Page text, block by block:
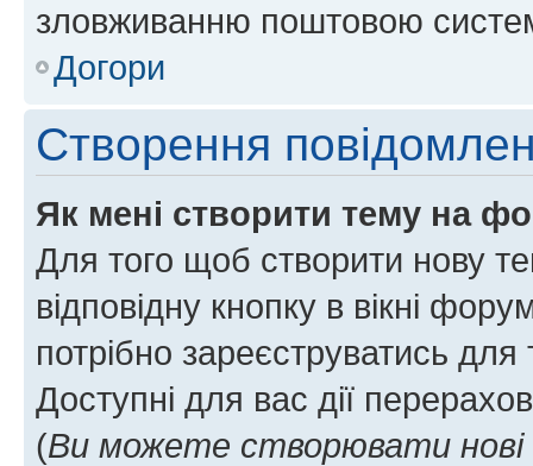
зловживанню поштовою
Догори
Створення
Як мені створити тему на
Для того щоб створити нову
відповідну кнопку в вікні
потрібно зареєструватись
Доступні для вас дії
(Ви можете створювати